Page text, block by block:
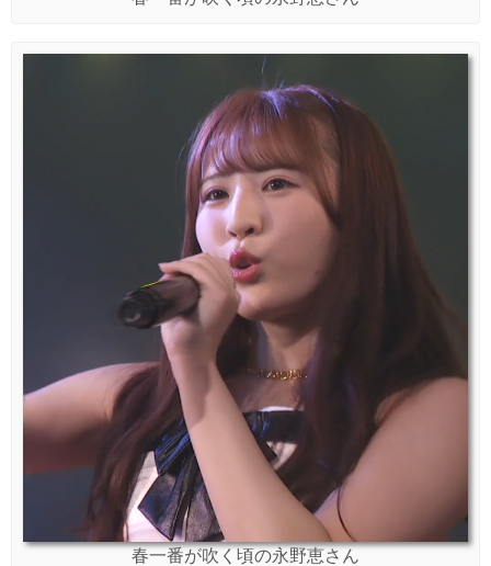
春一番が吹く頃の永野恵さん